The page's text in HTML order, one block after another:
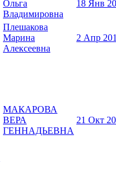
Ольга
Владимировна
18 Янв
Плешакова
Марина
Алексеевна
2 Апр
МАКАРОВА
ВЕРА
ГЕННАДЬЕВНА
21 Окт